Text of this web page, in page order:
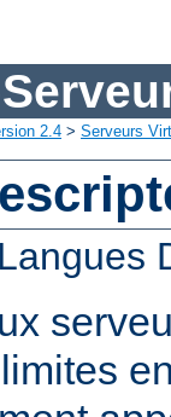
2.4 > Serveurs
Langues